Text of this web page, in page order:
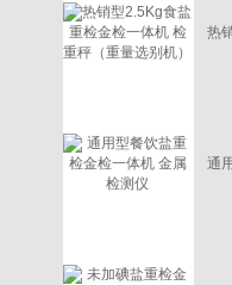
热
通